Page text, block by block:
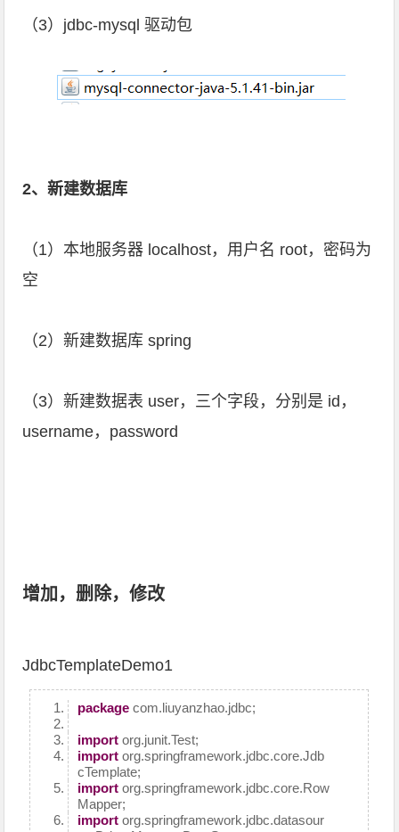
（3）jdbc-mysql 驱动包
2、新建数据库
（1）本地服务器 localhost，用户名 root，密码为
空
（2）新建数据库 spring
（3）新建数据表 user，三个字段，分别是 id，
username，password
增加，删除，修改
JdbcTemplateDemo1
package com.liuyanzhao.jdbc;
import org.junit.Test;
import org.springframework.jdbc.core.Jdb
cTemplate;
import org.springframework.jdbc.core.Row
Mapper;
import org.springframework.jdbc.datasour